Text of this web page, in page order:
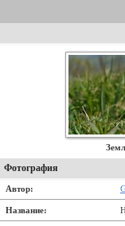
Фотография
Автор:
Название: